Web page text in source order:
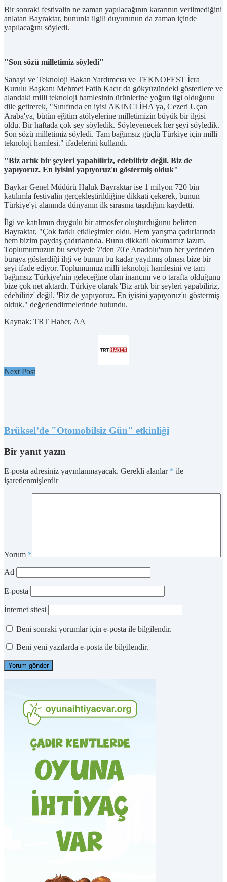
Bir sonraki festivalin ne zaman yapılacağının kararının verilmediğini
anlatan Bayraktar, bununla ilgili duyurunun da zaman içinde
yapılacağını söyledi.
"Son sözü milletimiz söyledi"
Sanayi ve Teknoloji Bakan Yardımcısı ve TEKNOFEST İcra
Kurulu Başkanı Mehmet Fatih Kacır da gökyüzündeki gösterilere ve
alandaki milli teknoloji hamlesinin ürünlerine yoğun ilgi olduğunu
dile getirerek, "Sınıfında en iyisi AKINCI İHA'ya, Cezeri Uçan
Araba'ya, bütün eğitim atölyelerine milletimizin büyük bir ilgisi
oldu. Bir haftada çok şey söyledik. Söyleyenecek her şeyi söyledik.
Son sözü milletimiz söyledi. Tam bağımsız güçlü Türkiye için milli
teknoloji hamlesi." ifadelerini kullandı.
"Biz artık bir şeyleri yapabiliriz, edebiliriz değil. Biz de
yapıyoruz. En iyisini yapıyoruz'u göstermiş olduk"
Baykar Genel Müdürü Haluk Bayraktar ise 1 milyon 720 bin
katılımla festivalin gerçekleştirildiğine dikkati çekerek, bunun
Türkiye'yi alanında dünyanın ilk sırasına taşıdığını kaydetti.
İlgi ve katılımın duygulu bir atmosfer oluşturduğunu belirten
Bayraktar, "Çok farklı etkileşimler oldu. Hem yarışma çadırlarında
hem bizim paydaş çadırlarında. Bunu dikkatli okumamız lazım.
Toplumumuzun bu seviyede 7'den 70'e Anadolu'nun her yerinden
buraya gösterdiği ilgi ve bunun bu kadar yayılmış olması bize bir
şeyi ifade ediyor. Toplumumuz milli teknoloji hamlesini ve tam
bağımsız Türkiye'nin geleceğine olan inancını ve o tarafta olduğunu
bize çok net aktardı. Türkiye olarak 'Biz artık bir şeyleri yapabiliriz,
edebiliriz' değil. 'Biz de yapıyoruz. En iyisini yapıyoruz'u göstermiş
olduk." değerlendirmelerinde bulundu.
Kaynak: TRT Haber, AA
Next Post
Brüksel’de "Otomobilsiz Gün" etkinliği
Bir yanıt yazın
E-posta adresiniz yayınlanmayacak. Gerekli alanlar * ile
işaretlenmişlerdir
Yorum *
Ad
E-posta
İnternet sitesi
Beni sonraki yorumlar için e-posta ile bilgilendir.
Beni yeni yazılarda e-posta ile bilgilendir.